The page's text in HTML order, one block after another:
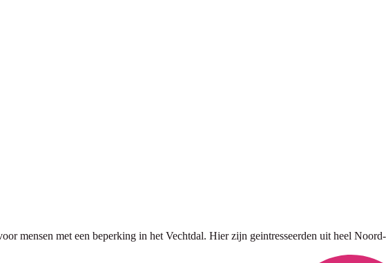
mensen met een beperking in het Vechtdal. Hier zijn geintresseerden uit heel